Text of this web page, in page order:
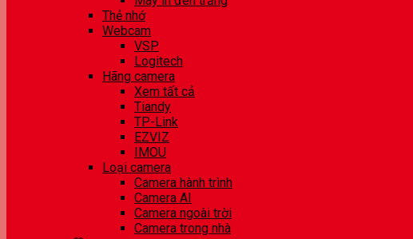
Thẻ nhớ
Webcam
VSP
Logitech
Hãng camera
Xem tất cả
Tiandy
TP-Link
EZVIZ
IMOU
Loại camera
Camera hành trình
Camera AI
Camera ngoài trời
Camera trong nhà